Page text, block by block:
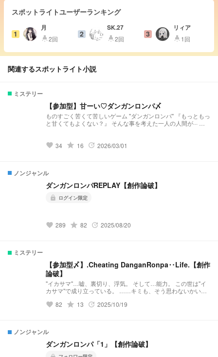
スポットライトユーザーランキング
1
月
highlight2回 2
SK.27
highlight2回 3
リィア
highlight 1回
関連するスポットライト小説
ミステリー
【参加型】甘ーい♡ダンガンロンパ〆
ものすごく苦くて苦しいゲーム "ダンガンロンパ" 『もっともっ
と甘くてもよくない？』 そんな事を考えた一人の人間が··· コ
favorite 34 grade 16 update 2026/03/01
ノンジャンル
ダンガンロンパREPLAY【創作論破】
lock ログイン限定
favorite 289 grade 82 update 2025/08/20
ミステリー
【参加型〆】.Cheating DanganRonpa‥Life.【創作
論破】
"イカサマ"…嘘、裏切り、浮気。 そして…能力。 この世は"イ
カサマ"で成り立っている。 ……キミも、そう思わないかい？
憑き続け。 ー注意ー これは参加型創作論破です。 人外でのコ
favorite 82 grade 13 update 2025/10/19
ノンジャンル
ダンガンロンパ「1」【創作論破】